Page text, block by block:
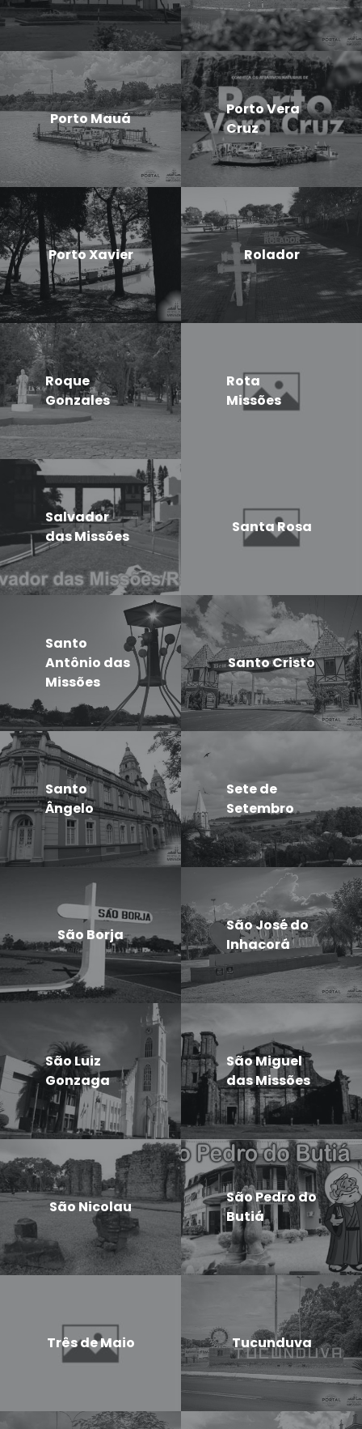
Porto Mauá
Porto Vera
Cruz
Porto Xavier Rolador
Roque
Gonzales
Rota
Missões
Salvador
das Missões
Santa Rosa
Santo
Antônio das
Missões
Santo Cristo
Santo
Ângelo
Sete de
Setembro
São Borja
São José do
Inhacorá
São Luiz
Gonzaga
São Miguel
das Missões
São Nicolau
São Pedro do
Butiá
Três de Maio Tucunduva